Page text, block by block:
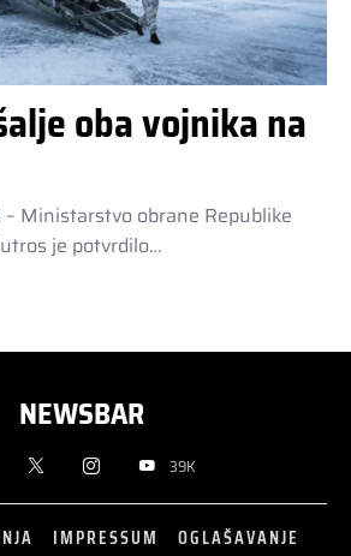
oba vojnika na
– Ministarstvo obrane Republike
je potvrdilo…
NEWSBAR
39K
IMPRESSUM
OGLAŠAVANJE